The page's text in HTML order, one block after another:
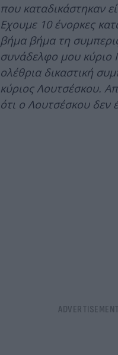
που καταδικάστηκαν
Εχουμε 10 ένορκες
βήμα βήμα τη
συνάδελφο μου
ολέθρια δικαστική
κύριος Λουτσέσκου.
ότι ο Λουτσέσκου δεν